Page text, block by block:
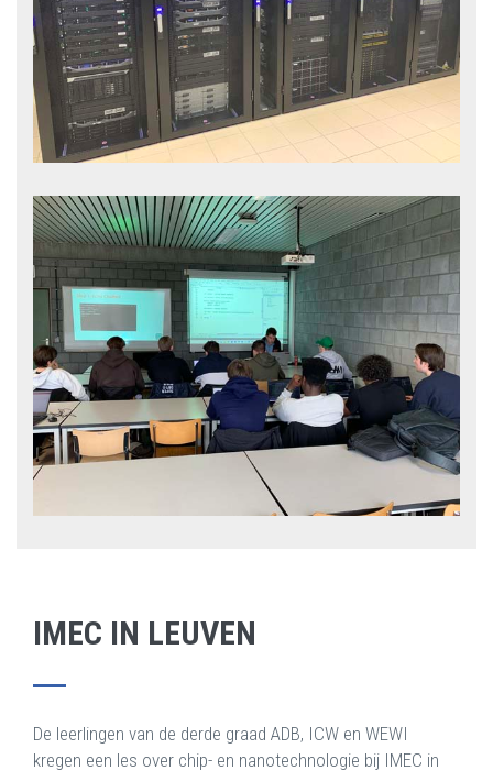
IMEC IN LEUVEN
De leerlingen van de derde graad ADB, ICW en WEWI
kregen een les over chip- en nanotechnologie bij IMEC in